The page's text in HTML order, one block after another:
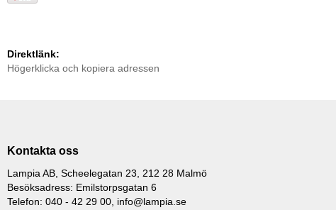
Direktlänk:
Högerklicka och kopiera adressen
Kontakta oss
Lampia AB, Scheelegatan 23, 212 28 Malmö
Besöksadress: Emilstorpsgatan 6
Telefon: 040 - 42 29 00, info@lampia.se